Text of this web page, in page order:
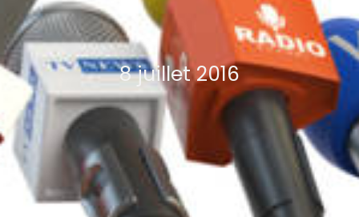
8 juillet 2016